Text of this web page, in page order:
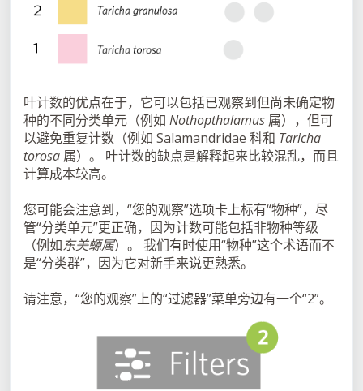
叶计数的优点在于，它可以包括已观察到但尚未确定物
种的不同分类单元（例如 Nothopthalamus 属），但可
以避免重复计数（例如 Salamandridae 科和 Taricha
torosa 属）。 叶计数的缺点是解释起来比较混乱，而且
计算成本较高。
您可能会注意到，“您的观察”选项卡上标有“物种”，尽
管“分类单元”更正确，因为计数可能包括非物种等级
（例如东美螈属）。 我们有时使用“物种”这个术语而不
是“分类群”，因为它对新手来说更熟悉。
请注意，“您的观察”上的“过滤器”菜单旁边有一个“2”。